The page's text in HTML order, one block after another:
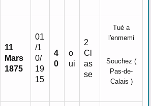
11
Mars
1875
01
/1
0/
19
15
4
0
o
ui
2
Cl
as
se
Tuè a
l'enmemi
Souchez (
Pas-de-
Calais )